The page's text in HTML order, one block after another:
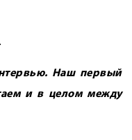
Наш первый
и в целом между